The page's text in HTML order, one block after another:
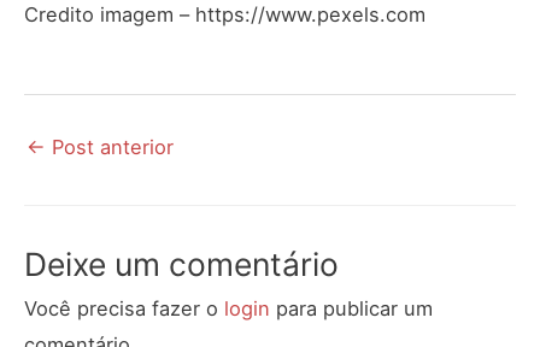
Credito imagem – https://www.pexels.com
← Post anterior
Deixe um comentário
Você precisa fazer o login para publicar um